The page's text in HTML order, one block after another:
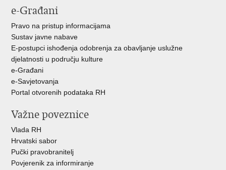
e-Građani
Pravo na pristup informacijama
Sustav javne nabave
E-postupci ishođenja odobrenja za obavljanje uslužne
djelatnosti u području kulture
e-Građani
e-Savjetovanja
Portal otvorenih podataka RH
Važne poveznice
Vlada RH
Hrvatski sabor
Pučki pravobranitelj
Povjerenik za informiranje